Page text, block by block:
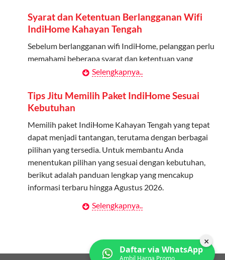
Daftarkan Anggota: Admin dapat mendaftarkan anggota
Bagikan Kuota: Setelah terdaftar, anggota bisa langsung
menggunakan kuota keluarga.
kuota melalui aplikasi MyTelkomsel.
Syarat dan Ketentuan Berlangganan Wifi
IndiHome Kahayan Tengah
Sebelum berlangganan wifi IndiHome, pelanggan perlu
memahami beberapa syarat dan ketentuan yang
Kontrak Berlangganan
Pelanggan harus menandatangani Kontrak
Berlangganan yang mencakup data pelanggan, jenis
layanan indihome Kahayan Tengah yang dipilih, serta
syarat dan ketentuan yang berlaku. Kontrak ini dapat
diubah atau ditambah sesuai kebutuhan.
Biaya Pasang Baru (PSB)
perangkat CPE (Customer Premises Equipment)
dilakukan sebelum layanan wifi indiHome dapat
Selengkapnya..
Tips Jitu Memilih Paket IndiHome Sesuai
Kebutuhan
Memilih paket IndiHome Kahayan Tengah yang tepat
dapat menjadi tantangan, terutama dengan berbagai
pilihan yang tersedia. Untuk membantu Anda
menentukan pilihan yang sesuai dengan kebutuhan,
berikut adalah panduan lengkap yang mencakup
informasi terbaru hingga Agustus 2026.
Menentukan Kebutuhan Kecepatan Internet
Kahayan Tengah adalah memahami kebutuhan
kecepatan wifi IndiHome yang anda butuhkan. Berikut
Selengkapnya..
×
Daftar via WhatsApp
Ambil Harga Promo